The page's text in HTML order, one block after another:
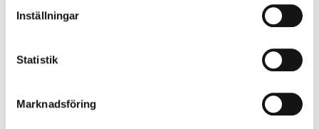
Inställningar
Statistik
Marknadsföring
i Ale kommun i närheten av Göteborg och
utför i synnerhet projekt mellan Mölndal och
Kanmark är det lokala företaget för alla dina
finns representerade inom hela spektrat, allt
ifrån privatpersoner till de stora